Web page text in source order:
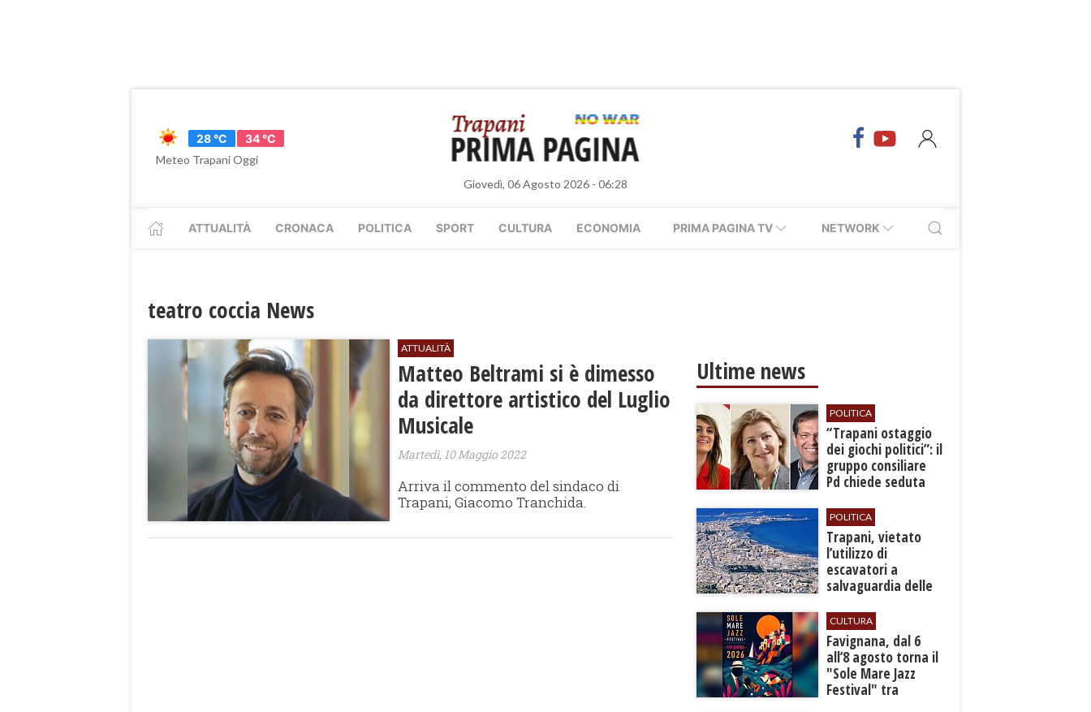
28 °C
34 °C
Meteo Trapani Oggi
Giovedì, 06 Agosto 2026 - 06:28
ATTUALITÀ CRONACA POLITICA SPORT CULTURA ECONOMIA PRIMA PAGINA TV NETWORK
teatro coccia News
ATTUALITÀ
Matteo Beltrami si è dimesso
da direttore artistico del Luglio
Musicale
Martedì, 10 Maggio 2022
Arriva il commento del sindaco di
Trapani, Giacomo Tranchida.
Ultime news
POLITICA
​“Trapani ostaggio
dei giochi politici”: il
gruppo consiliare
Pd chiede seduta
bilancio
POLITICA
​Trapani, vietato
l’utilizzo di
escavatori a
salvaguardia delle
fognaria
CULTURA
Favignana, dal 6
all’8 agosto torna il
"Sole Mare Jazz
Festival" tra